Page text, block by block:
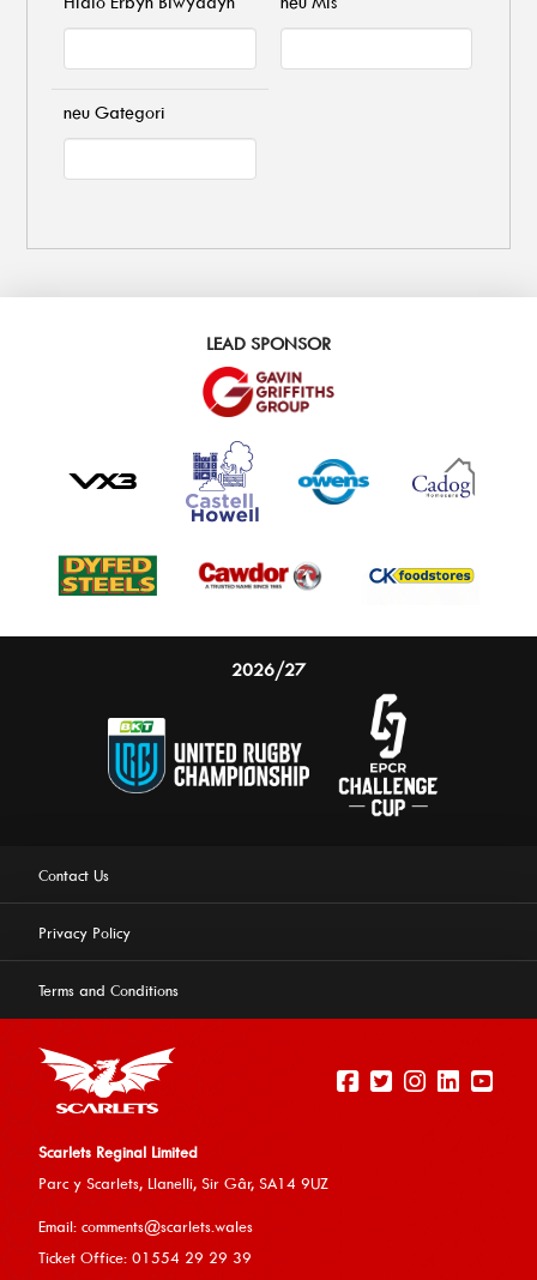
experience on our website.
neu Gategori
LEAD SPONSOR
2026/27
Contact Us
Privacy Policy
Terms and Conditions
Scarlets Reginal Limited
Parc y Scarlets, Llanelli, Sir Gâr, SA14 9UZ
Email: comments@scarlets.wales
Ticket Office: 01554 29 29 39